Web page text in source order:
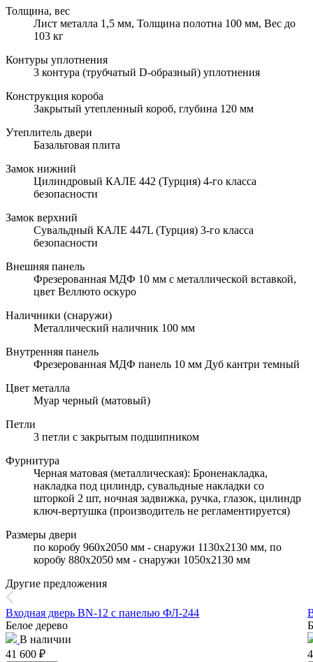
Толщина, вес
Лист металла 1,5 мм, Толщина полотна 100 мм, Вес до
103 кг
Контуры уплотнения
3 контура (трубчатый D-образный) уплотнения
Конструкция короба
Закрытый утепленный короб, глубина 120 мм
Утеплитель двери
Базальтовая плита
Замок нижний
Цилиндровый КАЛЕ 442 (Турция) 4-го класса
безопасности
Замок верхний
Сувальдный КАЛЕ 447L (Турция) 3-го класса
безопасности
Внешняя панель
Фрезерованная МДФ 10 мм с металлической вставкой,
цвет Веллюто оскуро
Наличники (снаружи)
Металлический наличник 100 мм
Внутренняя панель
Фрезерованная МДФ панель 10 мм Дуб кантри темный
Цвет металла
Муар черный (матовый)
Петли
3 петли с закрытым подшипником
Фурнитура
Черная матовая (металлическая): Броненакладка,
накладка под цилиндр, сувальдные накладки со
шторкой 2 шт, ночная задвижка, ручка, глазок, цилиндр
ключ-вертушка (производитель не регламентируется)
Размеры двери
по коробу 960х2050 мм - снаружи 1130х2130 мм, по
коробу 880х2050 мм - снаружи 1050х2130 мм
Другие предложения
Входная дверь BN-12 с панелью ФЛ-244
Белое дерево
В наличии
41 600 ₽